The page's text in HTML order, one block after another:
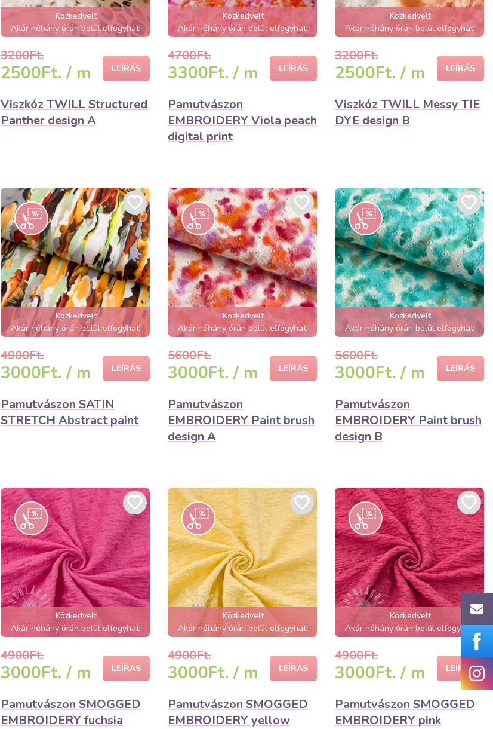
Közkedvelt
Akár néhány órán belül elfogyhat!
3200Ft.
2500Ft. / m LEÍRÁS
Viszkóz TWILL Structured
Panther design A
Közkedvelt
Akár néhány órán belül elfogyhat!
4700Ft.
3300Ft. / m LEÍRÁS
Pamutvászon
EMBROIDERY Viola peach
digital print
Közkedvelt
Akár néhány órán belül elfogyhat!
3200Ft.
2500Ft. / m LEÍRÁS
Viszkóz TWILL Messy TIE
DYE design B
Közkedvelt
Akár néhány órán belül elfogyhat!
4900Ft.
3000Ft. / m LEÍRÁS
Pamutvászon SATIN
STRETCH Abstract paint
Közkedvelt
Akár néhány órán belül elfogyhat!
5600Ft.
3000Ft. / m LEÍRÁS
Pamutvászon
EMBROIDERY Paint brush
design A
Közkedvelt
Akár néhány órán belül elfogyhat!
5600Ft.
3000Ft. / m LEÍRÁS
Pamutvászon
EMBROIDERY Paint brush
design B
Közkedvelt
Akár néhány órán belül elfogyhat!
4900Ft.
3000Ft. / m LEÍRÁS
Pamutvászon SMOGGED
EMBROIDERY fuchsia
Közkedvelt
Akár néhány órán belül elfogyhat!
4900Ft.
3000Ft. / m LEÍRÁS
Pamutvászon SMOGGED
EMBROIDERY yellow
Közkedvelt
Akár néhány órán belül elfogyhat!
4900Ft.
3000Ft. / m LEÍRÁS
Pamutvászon SMOGGED
EMBROIDERY pink